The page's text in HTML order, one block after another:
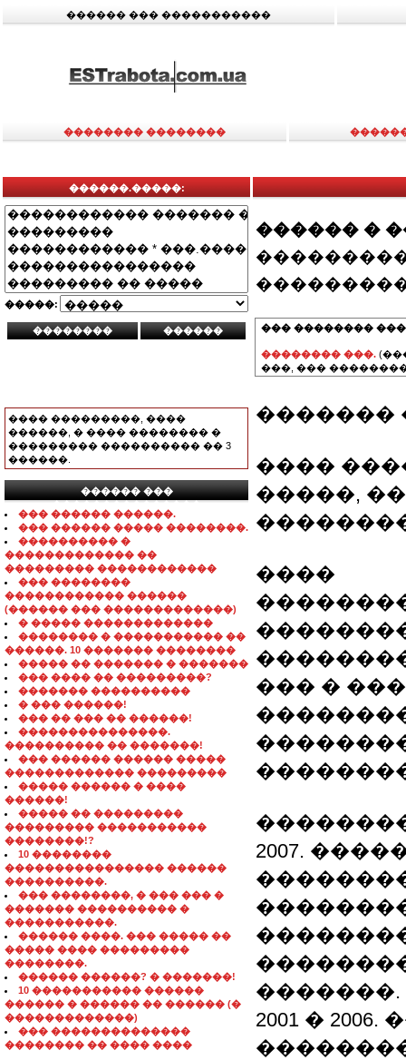
������ ��� �����������
�������� ��������
������.�����:
�����:
���� ���������, ����
������, � ���� �������� �
��������� ���������� �� 3
������.
������ ���
���������������
��� ������ ������.
��� ������ ����� ��������.
���������� �
������������� ��
��������� ������������
��� ��������
������������ ������
(������ ��� �������������)
� ����� �������������
�������� � ����������� ��
������. 10 ������� ��������
����� �� ������� � �������
��� ���� �� ���������?
������� ����������
� ��� ������!
��� �� ��� �� ������!
���������������.
���������� �� �������!
��� ������ ������ �����
������������� ���������
����� ������ � ����
������!
����� �� ���������
��������� �����������
��������!?
10 ��������
���������������� ������
����������.
��� ��������, � ��� ��� �
������� ���������� �
�����������.
������ ����. ��� ����� ��
����� ���� ���������
��������.
������ ������? � �������!
10 ����������� ������
������ � ������ �� ������ (�
�������������)
��� ��������������
�������� �� ���� ����
������ �
��� ��������
�������� ���.
���, ���
�������
����
�����,
����
��� �
2007.
�������.
2001 �